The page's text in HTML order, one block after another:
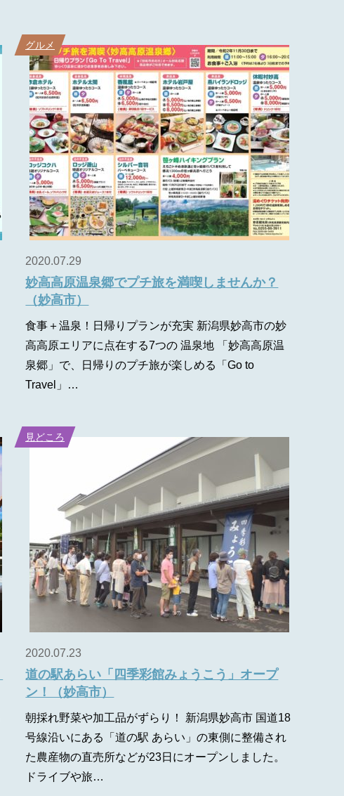
グルメ
2020.07.29
妙高高原温泉郷でプチ旅を満喫しませんか？
（妙高市）
食事＋温泉！日帰りプランが充実 新潟県妙高市の妙
高高原エリアに点在する7つの 温泉地 「妙高高原温
泉郷」で、日帰りのプチ旅が楽しめる「Go to
Travel」…
見どころ
2020.07.23
道の駅あらい「四季彩館みょうこう」オープ
ン！（妙高市）
朝採れ野菜や加工品がずらり！ 新潟県妙高市 国道18
号線沿いにある「道の駅 あらい」の東側に整備され
た農産物の直売所などが23日にオープンしました。
ドライブや旅…